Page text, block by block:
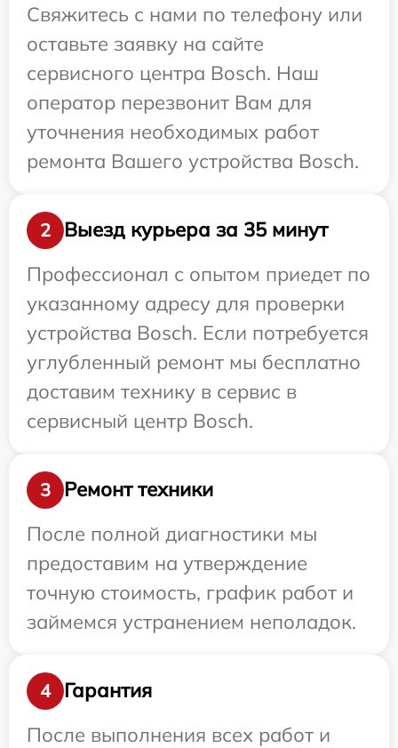
Свяжитесь с нами по телефону или
оставьте заявку на сайте
сервисного центра Bosch. Наш
оператор перезвонит Вам для
уточнения необходимых работ
ремонта Вашего устройства Bosch.
2
Выезд курьера за 35 минут
Профессионал с опытом приедет по
указанному адресу для проверки
устройства Bosch. Если потребуется
углубленный ремонт мы бесплатно
доставим технику в сервис в
сервисный центр Bosch.
3
Ремонт техники
После полной диагностики мы
предоставим на утверждение
точную стоимость, график работ и
займемся устранением неполадок.
4
Гарантия
После выполнения всех работ и